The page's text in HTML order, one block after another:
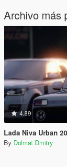
Archivo más
4.89
Lada Niva Urban
By Dolmat Dmitry